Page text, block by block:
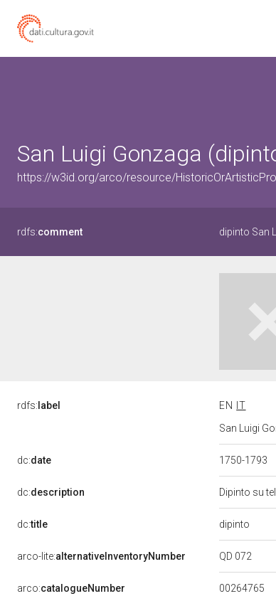
San Luigi Gonzaga
https://w3id.org/arco/resource/
rdfs:comment dipinto San
rdfs: label EN
IT
San Luigi
dc:date 1750-1793
dc:description Dipinto su
dc:title dipinto
arco-lite:alternativeInventoryNumber QD 072
arco:catalogueNumber 00264765